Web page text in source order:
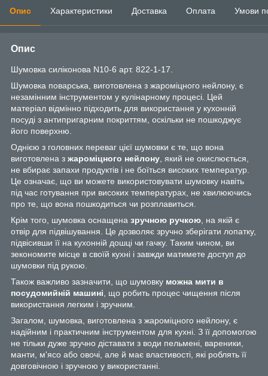
Опис Характеристики Доставка Оплата Умови
Опис
Шумовка силіконова N10-6 арт. 822-1-17.
Шумовка поварська, виготовлена з жароміцного нейлону, є
незамінним інструментом у кулінарному процесі. Цей
матеріал відмінно підходить для використання у кухонній
посуді з антипригарним покриттям, оскільки не пошкоджує
його поверхню.
Однією з головних переваг цієї шумовки є те, що вона
виготовлена з жароміцного нейлону , який не окислюється,
не вбирає запахи продуктів і не боїться високих температур.
Це означає, що ви можете використовувати шумовку навіть
під час готування при високих температурах, не хвилюючись
про те, що вона пошкодиться чи розплавиться.
Крім того, шумовка оснащена зручною ручкою , на якій є
отвір для підвішування. Це дозволяє зручно зберігати лопатку,
підвісивши її на кухонній дошці чи гачку. Таким чином, ви
зекономите місце в своїй кухні і завжди матимете доступ до
шумовки під рукою.
Також важливо зазначити, що шумовку можна мити в
посудомийній машині , що робить процес чищення після
використання легким і зручним.
Загалом, шумовка, виготовлена з жароміцного нейлону, є
надійним і практичним інструментом для кухні. З її допомогою
не тільки дуже зручно діставати з води пельмені, вареники,
манти, м'ясо або овочі, але й має властивості, які роблять її
довговічною і зручною у використанні.